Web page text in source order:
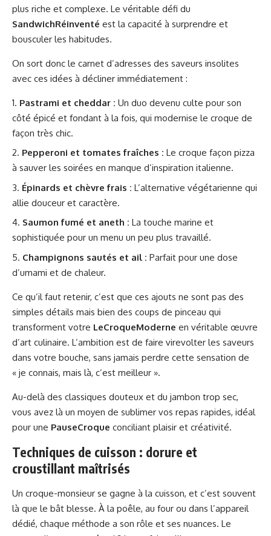
plus riche et complexe. Le véritable défi du
SandwichRéinventé est la capacité à surprendre et
bousculer les habitudes.
On sort donc le carnet d’adresses des saveurs insolites
avec ces idées à décliner immédiatement :
Pastrami et cheddar : Un duo devenu culte pour son
côté épicé et fondant à la fois, qui modernise le croque de
façon très chic.
Pepperoni et tomates fraîches : Le croque façon pizza
à sauver les soirées en manque d’inspiration italienne.
Épinards et chèvre frais : L’alternative végétarienne qui
allie douceur et caractère.
Saumon fumé et aneth : La touche marine et
sophistiquée pour un menu un peu plus travaillé.
Champignons sautés et ail : Parfait pour une dose
d’umami et de chaleur.
Ce qu’il faut retenir, c’est que ces ajouts ne sont pas des
simples détails mais bien des coups de pinceau qui
transforment votre LeCroqueModerne en véritable œuvre
d’art culinaire. L’ambition est de faire virevolter les saveurs
dans votre bouche, sans jamais perdre cette sensation de
« je connais, mais là, c’est meilleur ».
Au-delà des classiques douteux et du jambon trop sec,
vous avez là un moyen de sublimer vos repas rapides, idéal
pour une PauseCroque conciliant plaisir et créativité.
Techniques de cuisson : dorure et
croustillant maîtrisés
Un croque-monsieur se gagne à la cuisson, et c’est souvent
là que le bât blesse. À la poêle, au four ou dans l’appareil
dédié, chaque méthode a son rôle et ses nuances. Le